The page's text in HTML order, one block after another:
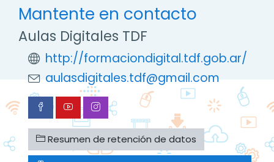
Mantente en contacto
Aulas Digitales TDF
http://formaciondigital.tdf.gob.ar/
aulasdigitales.tdf@gmail.com
Resumen de retención de datos